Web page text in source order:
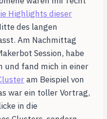
Highlights dieser
des langen
Am Nachmittag
Session, habe
und fand mich in einer
am Beispiel von
war ein toller Vortrag,
in die